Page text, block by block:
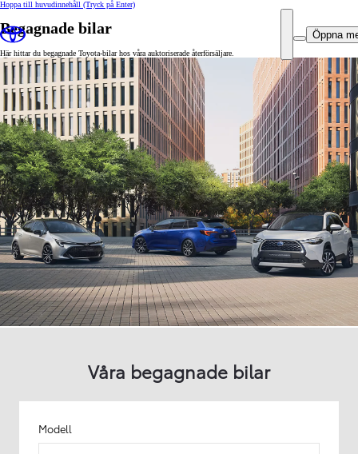
Hoppa till huvudinnehåll (Tryck på Enter)
Öppna
Begagnade bilar
Här hittar du begagnade Toyota-bilar hos våra auktoriserade återförsäljare.
Våra begagnade bilar
Modell